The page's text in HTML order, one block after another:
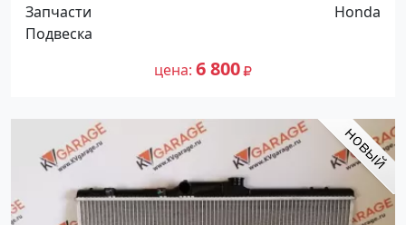
Запчасти
Honda
Подвеска
цена 6 800